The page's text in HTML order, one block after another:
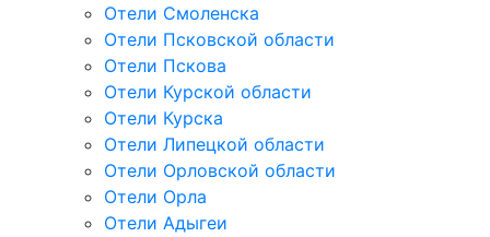
Отели Смоленска
Отели Псковской области
Отели Пскова
Отели Курской области
Отели Курска
Отели Липецкой области
Отели Орловской области
Отели Орла
Отели Адыгеи